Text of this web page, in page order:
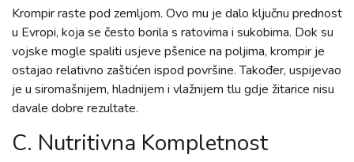
Krompir raste pod zemljom. Ovo mu je dalo ključnu prednost
u Evropi, koja se često borila s ratovima i sukobima. Dok su
vojske mogle spaliti usjeve pšenice na poljima, krompir je
ostajao relativno zaštićen ispod površine. Također, uspijevao
je u siromašnijem, hladnijem i vlažnijem tlu gdje žitarice nisu
davale dobre rezultate.
C. Nutritivna Kompletnost